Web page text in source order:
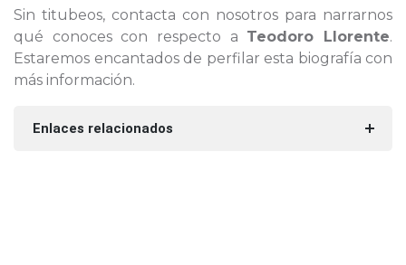
Sin titubeos, contacta con nosotros para narrarnos
qué conoces con respecto a Teodoro Llorente.
Estaremos encantados de perfilar esta biografía con
más información.
Enlaces relacionados